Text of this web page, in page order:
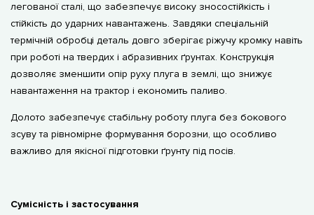
легованої сталі, що забезпечує високу зносостійкість і
стійкість до ударних навантажень. Завдяки спеціальній
термічній обробці деталь довго зберігає ріжучу кромку навіть
при роботі на твердих і абразивних ґрунтах. Конструкція
дозволяє зменшити опір руху плуга в землі, що знижує
навантаження на трактор і економить паливо.
Долото забезпечує стабільну роботу плуга без бокового
зсуву та рівномірне формування борозни, що особливо
важливо для якісної підготовки ґрунту під посів.
Сумісність і застосування